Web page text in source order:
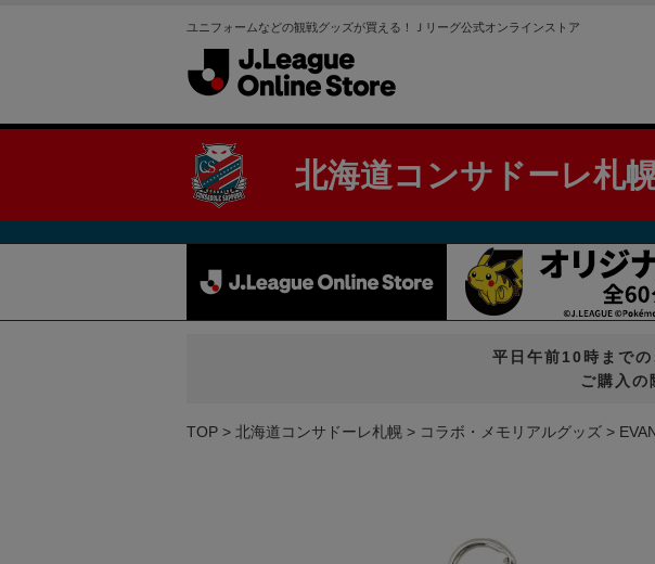
ユニフォームなどの観戦グッズが買える！Ｊリーグ公式オンラインストア
北海道コンサドーレ札
平日午前10時までの
ご購入の
TOP 北海道コンサドーレ札幌 コラボ・メモリアルグッズ